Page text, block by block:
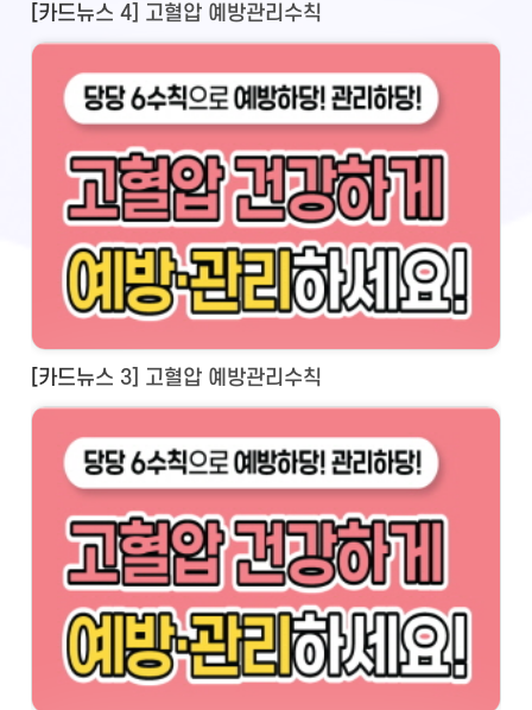
[카드뉴스 4] 고혈압 예방관리수칙
[카드뉴스 3] 고혈압 예방관리수칙